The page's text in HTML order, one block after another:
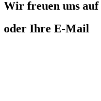
Wir freuen uns auf
oder Ihre E-Mail